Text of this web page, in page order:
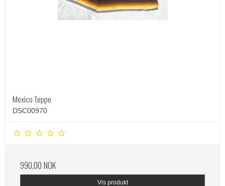
Mexico Teppe
DSC00970
990,00 NOK
Vis produkt